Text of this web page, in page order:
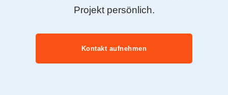
Projekt persönlich.
Kontakt aufnehmen